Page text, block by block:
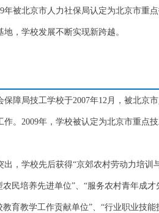
年被北京市人力社保局认定为北京市重
，学校发展不断实现新跨越。
保障局技工学校于2007年12月，被北京
作。2009年，学校被认定为北京市重点
出，学校先后获得“京郊农村劳动力培
农民培养先进单位”、“服务农村青年成
教育教学工作贡献单位”、“行业职业技